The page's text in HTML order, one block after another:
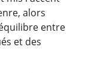
alors
entre
et des